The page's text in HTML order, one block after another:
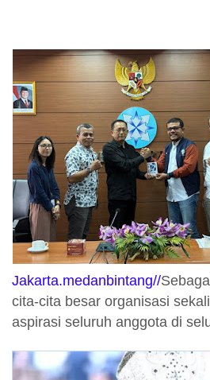
Jakarta.medanbintang//
cita-cita besar organisasi
aspirasi seluruh anggota di